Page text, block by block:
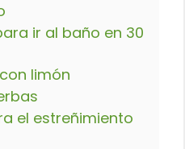
ir al baño en 30
limón
el estreñimiento